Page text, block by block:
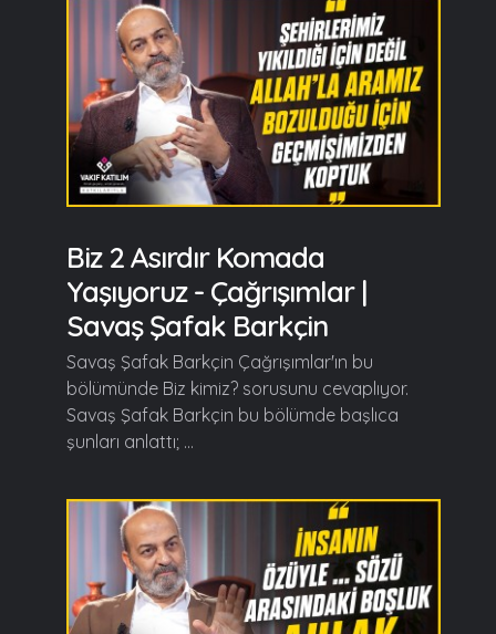
Biz 2 Asırdır Komada
Yaşıyoruz - Çağrışımlar |
Savaş Şafak Barkçin
Savaş Şafak Barkçin Çağrışımlar'ın bu
bölümünde Biz kimiz? sorusunu cevaplıyor.
Savaş Şafak Barkçin bu bölümde başlıca
şunları anlattı; ...